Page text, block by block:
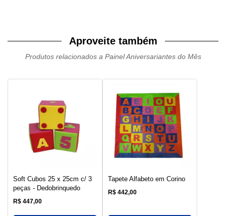
Aproveite também
Produtos relacionados a Painel Aniversariantes do Mês
Soft Cubos 25 x 25cm c/ 3
peças - Dedobrinquedo
R$ 447,00
Tapete Alfabeto em Corino
R$ 442,00